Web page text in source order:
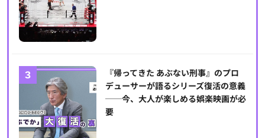
『帰ってきた あぶない刑事』のプロ
デューサーが語るシリーズ復活の意義
──今、大人が楽しめる娯楽映画が必
要